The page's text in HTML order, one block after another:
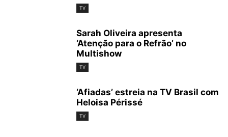
TV
Sarah Oliveira apresenta
‘Atenção para o Refrão’ no
Multishow
TV
‘Afiadas’ estreia na TV Brasil com
Heloisa Périssé
TV